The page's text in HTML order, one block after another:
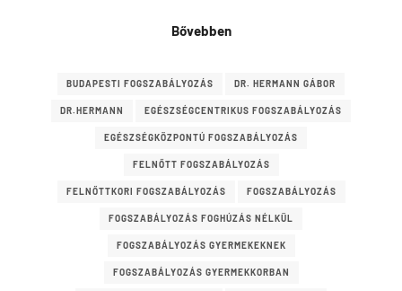
Bővebben
BUDAPESTI FOGSZABÁLYOZÁS DR. HERMANN GÁBOR
DR.HERMANN EGÉSZSÉGCENTRIKUS FOGSZABÁLYOZÁS
EGÉSZSÉGKÖZPONTÚ FOGSZABÁLYOZÁS
FELNŐTT FOGSZABÁLYOZÁS
FELNŐTTKORI FOGSZABÁLYOZÁS FOGSZABÁLYOZÁS
FOGSZABÁLYOZÁS FOGHÚZÁS NÉLKÜL
FOGSZABÁLYOZÁS GYERMEKEKNEK
FOGSZABÁLYOZÁS GYERMEKKORBAN